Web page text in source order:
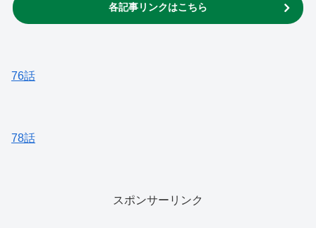
各記事リンクはこちら
76話
78話
スポンサーリンク